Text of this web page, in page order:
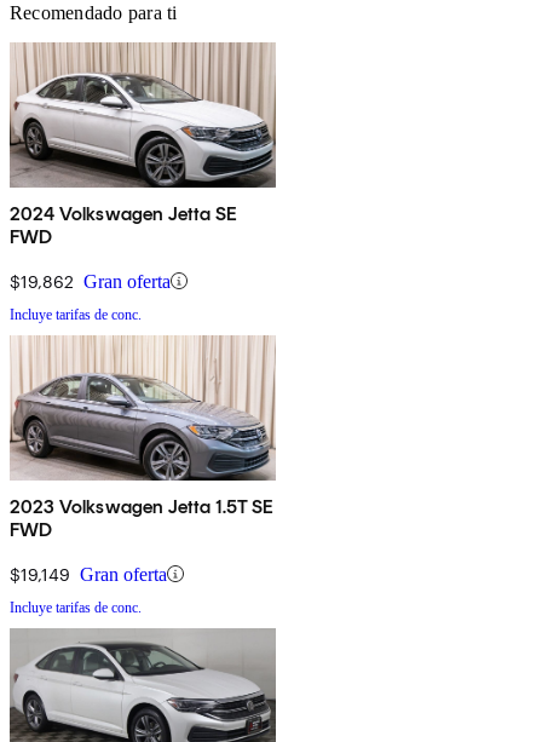
Recomendado para ti
2024 Volkswagen Jetta SE
FWD
$19,862 Gran oferta
Incluye tarifas de conc.
2023 Volkswagen Jetta 1.5T SE
FWD
$19,149 Gran oferta
Incluye tarifas de conc.